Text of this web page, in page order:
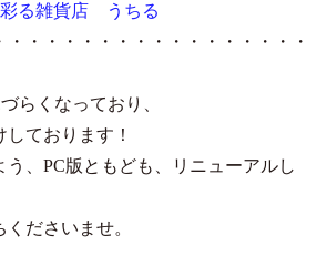
る雑貨店 うちる
・・・・・・・・・・・・・・・・・
らくなっており、
ております！
う、PC版ともども、リニューアルし
ださいませ。